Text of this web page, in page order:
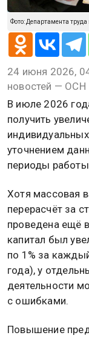
Фото: Департамента
24 июня 2026,
новостей — ОСН
В июле 2026
получить
уточнением
периоды
Хотя массовая
перерасчёт за
проведена ещё
капитал был
по 1% за
года), у
деятельности
с ошибками.
Повышение